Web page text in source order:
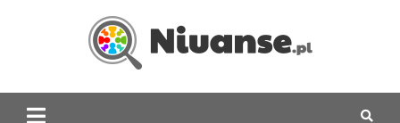
www.niuanse.pl